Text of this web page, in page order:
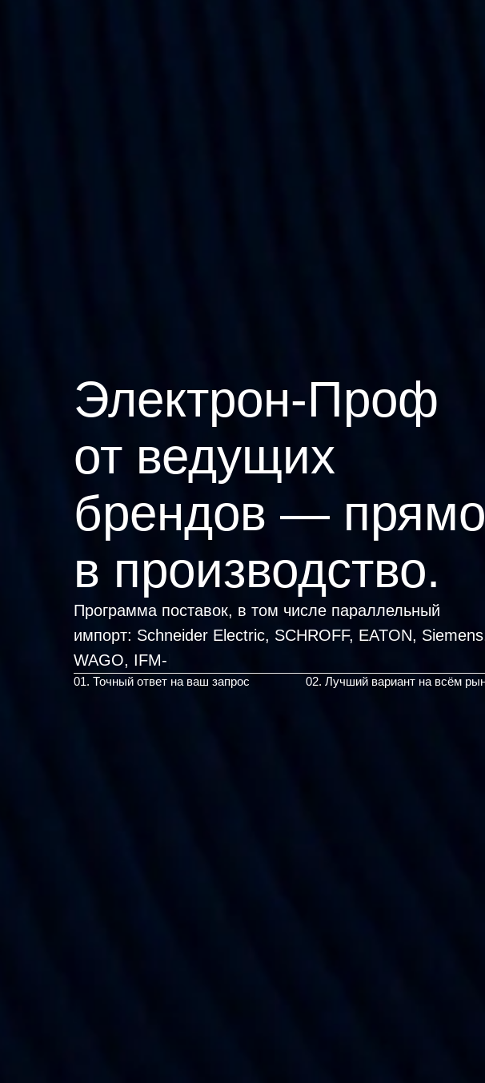
Электрон-Проф
от ведущих
брендов — прямо
в производство.
Программа поставок, в том числе параллельный
импорт:
Schneider Electric, SCHROFF |
01. Точный ответ на ваш запрос